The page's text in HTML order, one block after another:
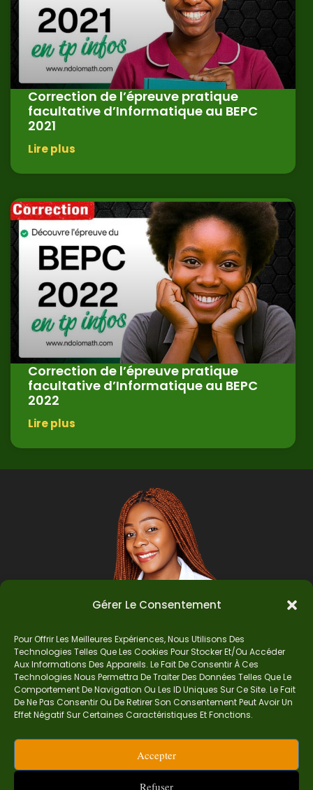
Gérer Le Consentement
Pour Offrir Les Meilleures Expériences, Nous Utilisons Des
Technologies Telles Que Les Cookies Pour Stocker Et/ou Accéder
Aux Informations Des Appareils. Le Fait De Consentir À Ces
Technologies Nous Permettra De Traiter Des Données Telles Que Le
Comportement De Navigation Ou Les ID Uniques Sur Ce Site. Le Fait
De Ne Pas Consentir Ou De Retirer Son Consentement Peut Avoir Un
Effet Négatif Sur Certaines Caractéristiques Et Fonctions.
Accepter
Refuser
Correction de l’épreuve pratique
facultative d’Informatique au BEPC
2021
Lire plus
Correction de l’épreuve pratique
facultative d’Informatique au BEPC
2022
Lire plus
Auteur
Je suis Madame Mba, une enseignante certifiée
de mathématiques. Sur Ndolomath, je partage
mes épreuves, documents mathématiques,
astuces et conseils pour t’aider à comprendre,
aimer et réussir en maths pas à pas.